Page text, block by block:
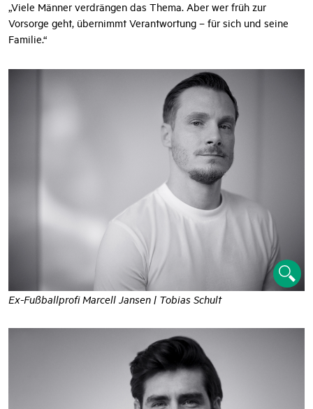
Vorsorge geht, übernimmt Verantwortung – für sich und seine
Familie.“
Ex-Fußballprofi Marcell Jansen | Tobias Schult